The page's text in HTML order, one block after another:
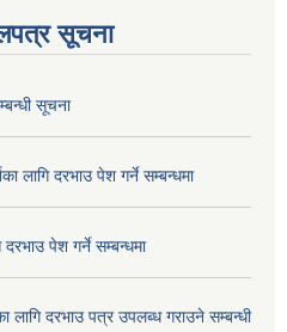
सूचना
सूचना
लागि दरभाउ पेश गर्ने सम्बन्धमा
पेश गर्ने सम्बन्धमा
लागि दरभाउ पत्र उपलब्ध गराउने सम्बन्धी